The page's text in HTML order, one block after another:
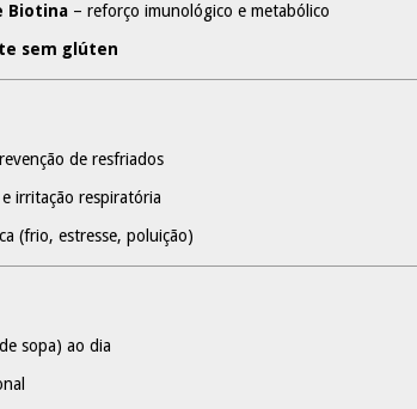
Biotina – reforço imunológico e metabólico
sem glúten
de resfriados
irritação respiratória
(frio, estresse, poluição)
sopa) ao dia